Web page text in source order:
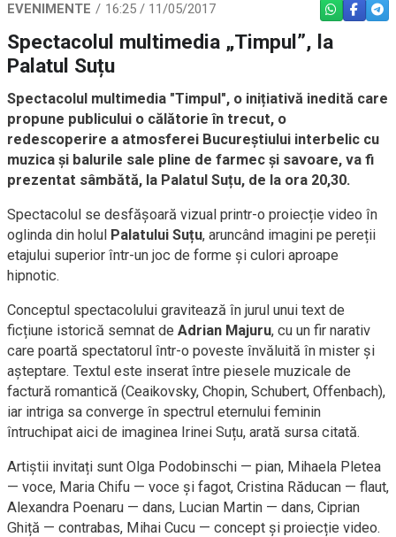
EVENIMENTE 16:25 / 11/05/2017 WHATSAPP
Spectacolul multimedia „Timpul”, la
Palatul Suțu
Spectacolul multimedia "Timpul", o inițiativă inedită care
propune publicului o călătorie în trecut, o
redescoperire a atmosferei Bucureștiului interbelic cu
muzica și balurile sale pline de farmec și savoare, va fi
prezentat sâmbătă, la Palatul Suțu, de la ora 20,30.
Spectacolul se desfășoară vizual printr-o proiecție video în
oglinda din holul Palatului Suțu, aruncând imagini pe pereții
etajului superior într-un joc de forme și culori aproape
hipnotic.
Conceptul spectacolului gravitează în jurul unui text de
ficțiune istorică semnat de Adrian Majuru, cu un fir narativ
care poartă spectatorul într-o poveste învăluită în mister și
așteptare. Textul este inserat între piesele muzicale de
factură romantică (Ceaikovsky, Chopin, Schubert, Offenbach),
iar intriga sa converge în spectrul eternului feminin
întruchipat aici de imaginea Irinei Suțu, arată sursa citată.
Artiștii invitați sunt Olga Podobinschi — pian, Mihaela Pletea
— voce, Maria Chifu — voce și fagot, Cristina Răducan — flaut,
Alexandra Poenaru — dans, Lucian Martin — dans, Ciprian
Ghiță — contrabas, Mihai Cucu — concept și proiecție video.